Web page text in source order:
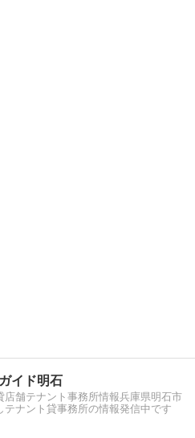
イド明石
店舗テナント事務所情報兵庫県明石市
テナント貸事務所の情報発信中です